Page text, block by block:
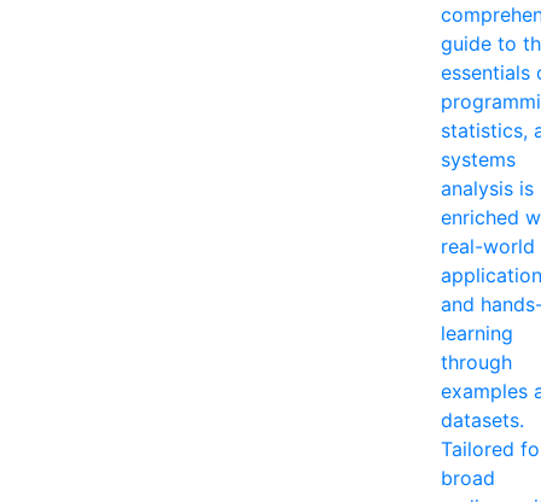
guide to
essentials
statistics,
systems
analysis is
enriched
real-world
and
learning
through
examples
datasets.
Tailored
broad